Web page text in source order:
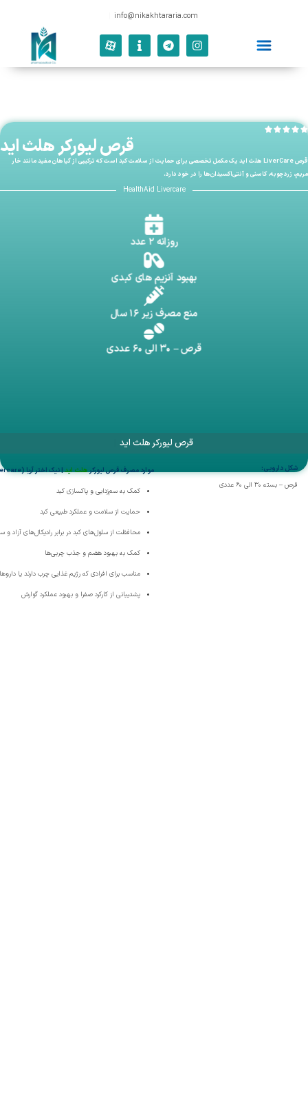
info@nikakhtararia.com
قرص لیورکر هلث اید
قرص LiverCare هلث اید یک مکمل تخصصی برای حمایت از سلامت کبد است که ترکیبی از گیاهان مفید مانند خار
مریم، زردچوبه، کاسنی و آنتی‌اکسیدان‌ها را در خود دارد.
HealthAid Livercare
روزانه ۲ عدد
بهبود آنزیم های کبدی
منع مصرف زیر ۱۶ سال
قرص – ۳۰ الی ۶۰ عددی
قرص لیورکر هلث اید
شکل دارویی:
قرص – بسته ۳۰ الی ۶۰ عددی
موارد مصرف قرص لیورکرهلث اید|نیک اختر آریا(HealthAid Livercare)
کمک به سم‌زدایی و پاکسازی کبد
حمایت از سلامت و عملکرد طبیعی کبد
محافظت از سلول‌های کبد در برابر رادیکال‌های آزاد و
کمک به بهبود هضم و جذب چربی‌ها
مناسب برای افرادی که رژیم غذایی چرب دارند یا
پشتیبانی از کارکرد صفرا و بهبود عملکرد گوارش